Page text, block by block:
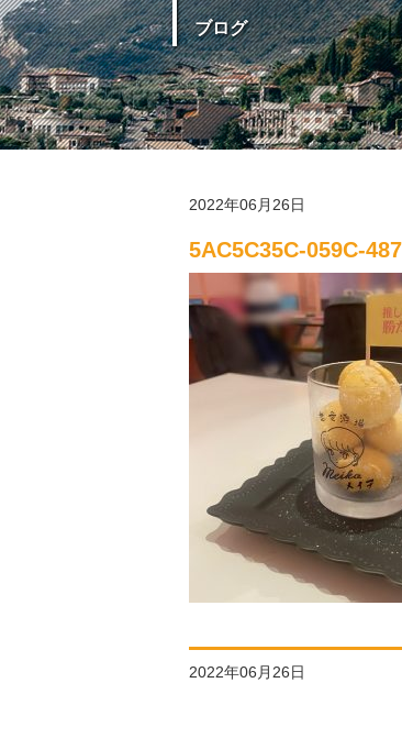
ブログ
2022年06月26日
5AC5C35C-059C-
2022年06月26日